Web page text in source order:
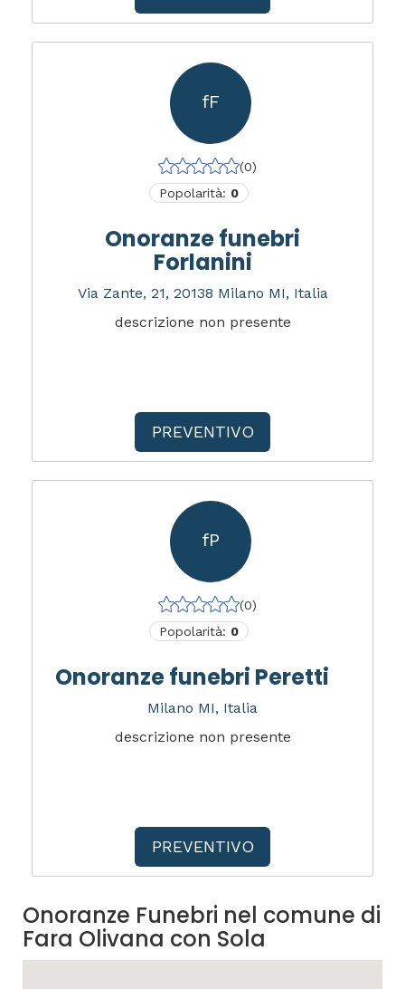
fF
(0)
Popolarità: 0
Onoranze funebri
Forlanini
Via Zante, 21, 20138 Milano MI, Italia
descrizione non presente
PREVENTIVO
fP
(0)
Popolarità: 0
Onoranze funebri Peretti
Milano MI, Italia
descrizione non presente
PREVENTIVO
Onoranze Funebri nel comune di
Fara Olivana con Sola